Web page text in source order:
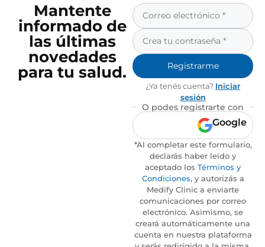
Mantente
informado de
las últimas
novedades
para tu salud.
Registrarme
¿Ya tenés cuenta? Iniciar
sesión
O podes registrarte con
Google
*Al completar este formulario,
declarás haber leído y
aceptado los Términos y
Condiciones, y autorizás a
Medify Clinic a enviarte
comunicaciones por correo
electrónico. Asimismo, se
creará automáticamente una
cuenta en nuestra plataforma